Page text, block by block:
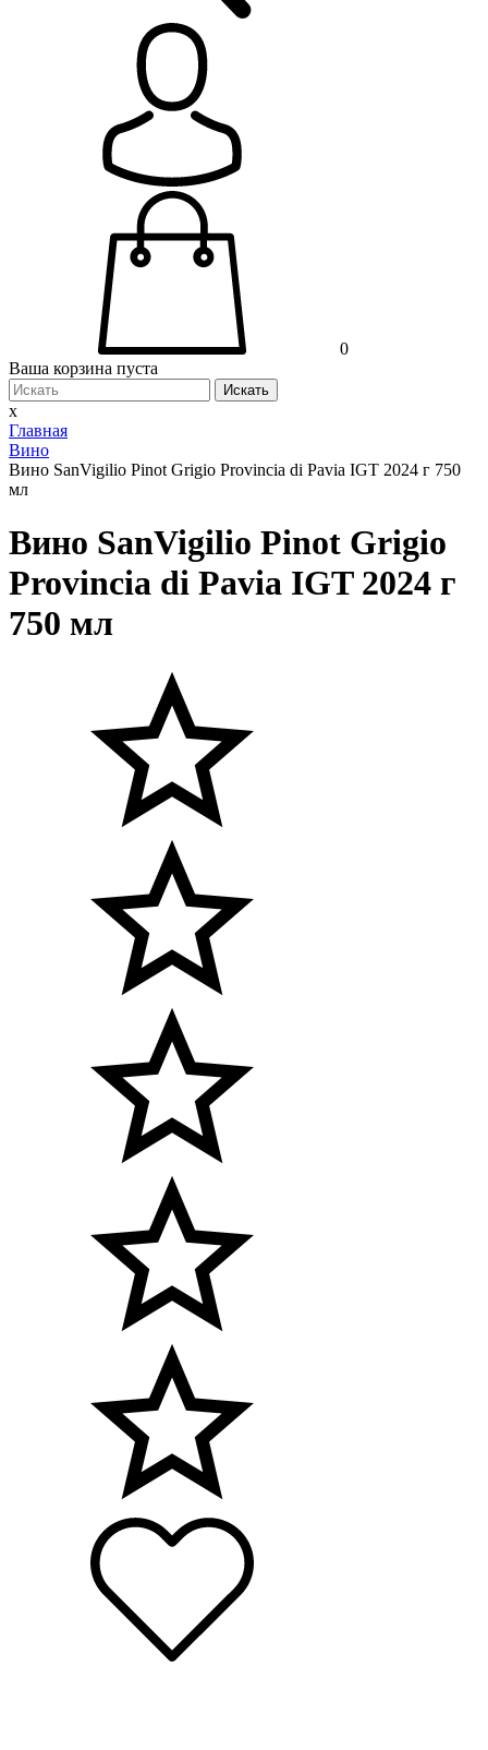
0
Ваша корзина пуста
Искать
x
Главная
Вино
Вино SanVigilio Pinot Grigio Provincia di Pavia IGT 2024 г 750
мл
Вино SanVigilio Pinot Grigio
Provincia di Pavia IGT 2024 г
750 мл